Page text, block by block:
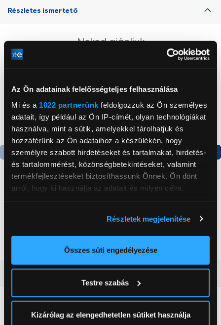
Az Ön adatainak felelősségteljes felhasználása
Mi és a 1022 partnerünk feldolgozzuk az Ön személyes
adatait, így például az Ön IP-címét, olyan technológiákat
használva, mint a sütik, amelyekkel tárolhatjuk és
hozzáférünk az Ön adataihoz a készülékén, hogy
személyre szabott hirdetéseket és tartalmakat, hirdetés-
és tartalommérést, közönségbetekintéseket, valamint
termékfejlesztéseket biztosíthassunk Önnek. Ön dönt
arról, hogy ki használja az adatait és milyen célra.
elhelyezkedéséről pár méteres pontossággal
Az Ön készülékén beazonosítása annak konkrét
módjairól és adja meg preferenciáit aRészletek
pontban. Bármikor módosíthatja vagy visszavonhatja a
Sütinyilatkozathoz való hozzájárulását.
Részletek megjelenítése
Összes süti engedélyezése
Testre szabás
Kizárólag az elengedhetetlen sütiket használja
Részletes ismertető
Neked ajánljuk
Termék adatlap Termék adatlap
kombinált hűtőszekrény
0